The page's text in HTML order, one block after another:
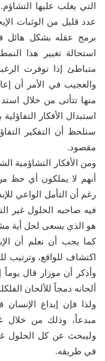
التي يغلب عليها
عدد قليل من الوثبات
برمج عقله بشكل هائل
استحالة تغيير هذا
متباطئ إذا توفرت
والعجيب في الأمر أن
منها تتأتى من خلال
استبدال الأفكار
سنلحظ أن التفكير
مقصود.
ومن الأفكار التشاؤمية
أنهم لا يملكون أي حظ
رغم أن التأمل الواعي
فيه صاحبه الحلول غير
هو الذي يسعى لحل أية
كما يجب أن نعلم أن
اكتشاف للواقع، وترتيب
وأذكر أن موزار قال يوماً
ألحانه دمجاً للألحان
ولذا فإن إبداع
مبدعاً، وذلك من
وليبحث عن كل الحلول
في طريقه.